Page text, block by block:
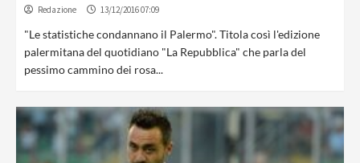
Redazione 13/12/2016 07:09
"Le statistiche condannano il Palermo". Titola così l'edizione
palermitana del quotidiano "La Repubblica" che parla del
pessimo cammino dei rosa...